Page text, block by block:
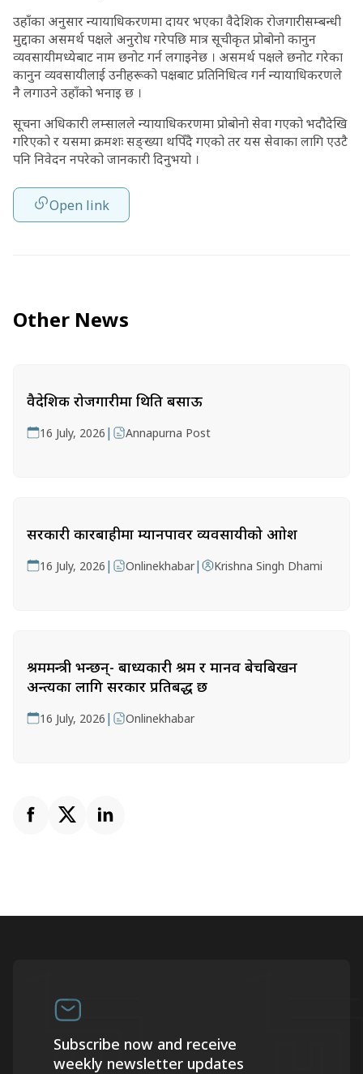
उहाँका अनुसार न्यायाधिकरणमा दायर भएका वैदेशिक रोजगारीसम्बन्धी
मुद्दाका असमर्थ पक्षले अनुरोध गरेपछि मात्र सूचीकृत प्रोबोनो कानुन
व्यवसायीमध्येबाट नाम छनोट गर्न लगाइनेछ । असमर्थ पक्षले छनोट गरेका
कानुन व्यवसायीलाई उनीहरूको पक्षबाट प्रतिनिधित्व गर्न न्यायाधिकरणले
नै लगाउने उहाँको भनाइ छ ।
सूचना अधिकारी लम्सालले न्यायाधिकरणमा प्रोबोनो सेवा गएको भदौदेखि
गरिएको र यसमा क्रमशः सङ्ख्या थपिँदै गएको तर यस सेवाका लागि एउटै
पनि निवेदन नपरेको जानकारी दिनुभयो ।
Open link
Other News
वैदेशिक रोजगारीमा थिति बसाऊ
16 July, 2026 | Annapurna Post
सरकारी कारबाहीमा म्यानपावर व्यवसायीको आक्रोश
16 July, 2026 | Onlinekhabar| Krishna Singh Dhami
श्रममन्त्री भन्छन्- बाध्यकारी श्रम र मानव बेचबिखन
अन्त्यका लागि सरकार प्रतिबद्ध छ
16 July, 2026 | Onlinekhabar
Subscribe now and receive
weekly newsletter updates